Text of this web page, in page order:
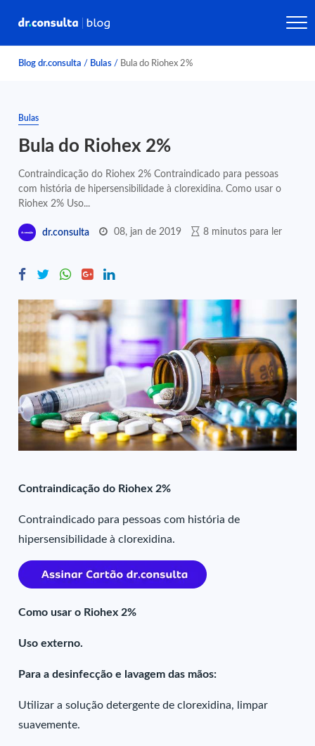
Blog dr.consulta / Bulas / Bula do Riohex 2%
Bulas
Bula do Riohex 2%
Contraindicação do Riohex 2% Contraindicado para pessoas
com história de hipersensibilidade à clorexidina. Como usar o
Riohex 2% Uso...
dr.consulta 08, jan de 2019 8 minutos para ler
Contraindicação do Riohex 2%
Contraindicado para pessoas com história de
hipersensibilidade à clorexidina.
Como usar o Riohex 2%
Uso externo.
Para a desinfecção e lavagem das mãos:
Utilizar a solução detergente de clorexidina, limpar
suavemente.